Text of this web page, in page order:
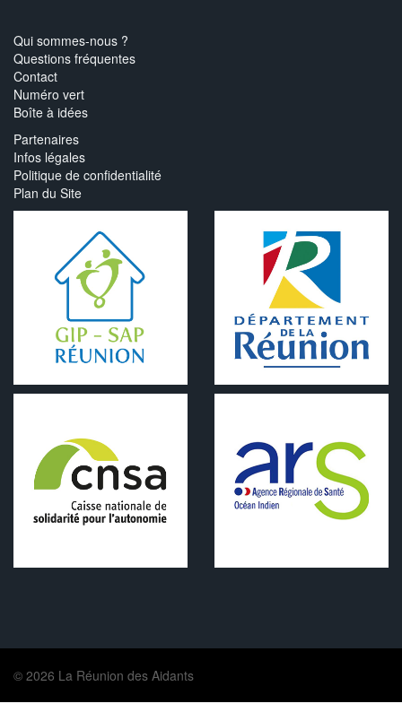
Qui sommes-nous ?
Questions fréquentes
Contact
Numéro vert
Boîte à idées
Partenaires
Infos légales
Politique de confidentialité
Plan du Site
© 2026 La Réunion des Aidants